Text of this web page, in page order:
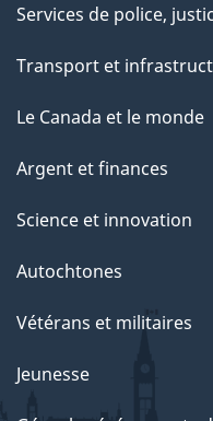
Services de police,
Transport et
Le Canada et le monde
Argent et finances
Science et innovation
Autochtones
Vétérans et militaires
Jeunesse